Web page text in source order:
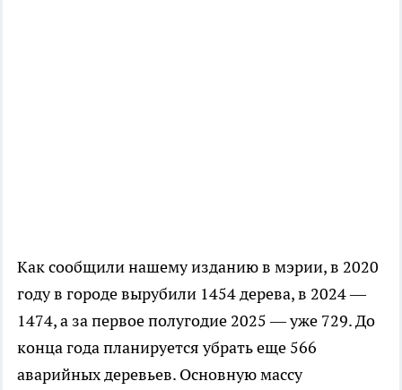
Как сообщили нашему изданию в мэрии, в 2020
году в городе вырубили 1454 дерева, в 2024 —
1474, а за первое полугодие 2025 — уже 729. До
конца года планируется убрать еще 566
аварийных деревьев. Основную массу